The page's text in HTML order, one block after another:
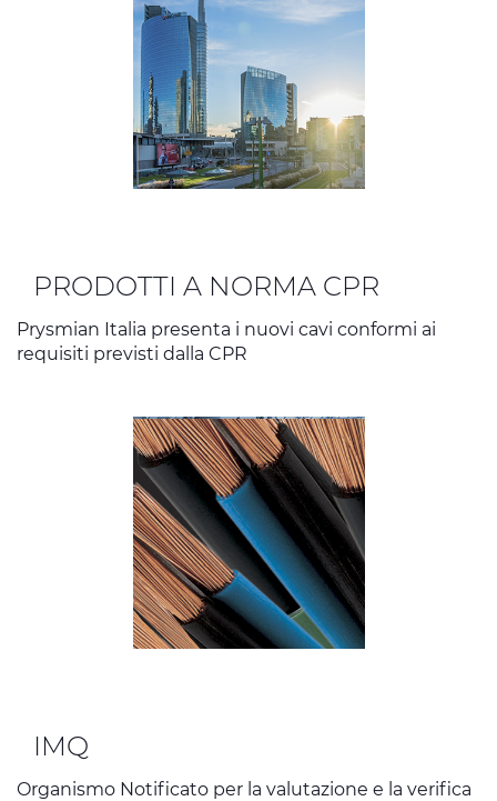
PRODOTTI A NORMA CPR
Prysmian Italia presenta i nuovi cavi conformi ai
requisiti previsti dalla CPR
IMQ
Organismo Notificato per la valutazione e la verifica